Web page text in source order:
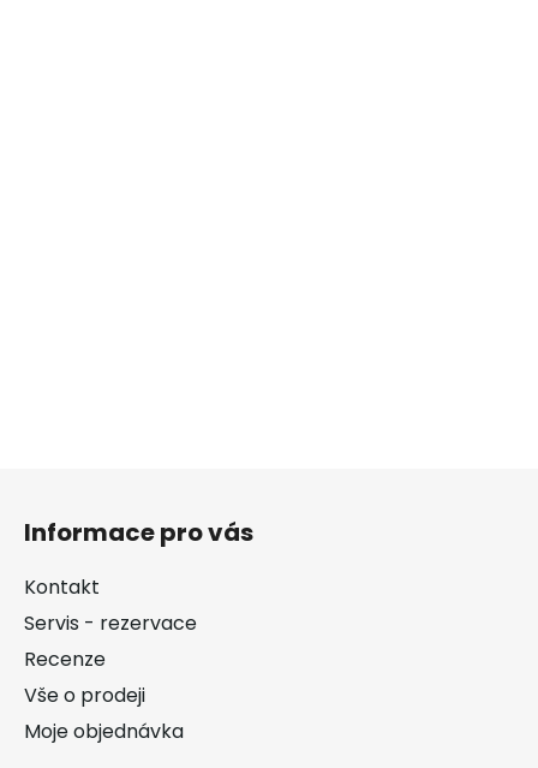
Informace pro vás
Kontakt
Servis - rezervace
Recenze
Vše o prodeji
Moje objednávka